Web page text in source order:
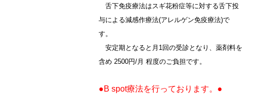
舌下免疫療法はスギ花粉症等に対する舌下投
与による減感作療法(アレルゲン免疫療法)で
す。
安定期となると月1回の受診となり、薬剤料を
含め 2500円/月 程度のご負担です。
●B spot療法を行っております。●